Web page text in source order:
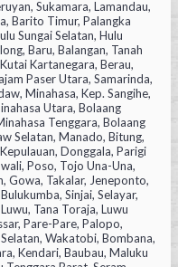
Sukamara, Lamandau,
Barito Timur, Palangka
Sungai Selatan, Hulu
Baru, Balangan, Tanah
Kartanegara, Berau,
Paser Utara, Samarinda,
Minahasa, Kep. Sangihe,
Utara, Bolaang
Tenggara, Bolaang
Selatan, Manado, Bitung,
Donggala, Parigi
Poso, Tojo Una-Una,
Gowa, Takalar, Jeneponto,
Sinjai, Selayar,
Tana Toraja, Luwu
Pare-Pare, Palopo,
Wakatobi, Bombana,
Kendari, Baubau, Maluku